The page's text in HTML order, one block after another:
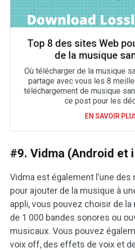
Top 8 des sites Web
de la musique
Où télécharger de la musique
partage avec vous les 8
téléchargement de musique
ce post pour les
EN SAVOIR
#9. Vidma (Android et
Vidma est également l’une
pour ajouter de la musique à
appli, vous pouvez choisir de
de 1 000 bandes sonores ou
musicaux. Vous pouvez
voix off, des effets de voix et